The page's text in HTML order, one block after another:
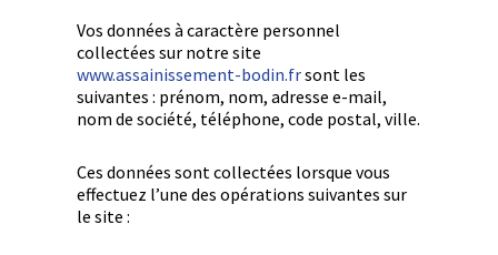
Vos données à caractère personnel
collectées sur notre site
www.assainissement-bodin.frsont les
suivantes : prénom, nom, adresse e-mail,
nom de société, téléphone, code postal, ville.
Ces données sont collectées lorsque vous
effectuez l’une des opérations suivantes sur
le site :